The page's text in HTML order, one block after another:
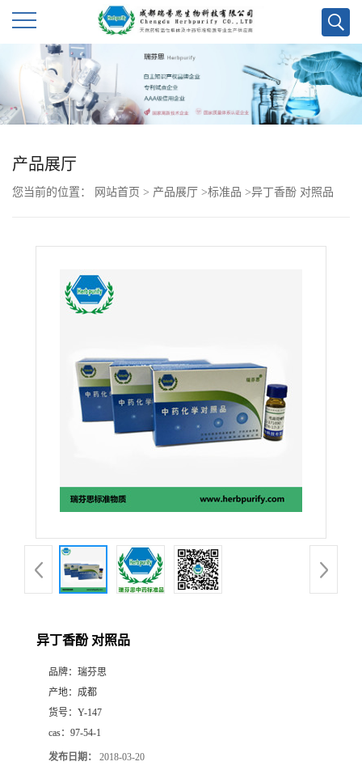
产
产品展厅
您当前的位置： 网站首页 > 产品展厅 >标准品 >异丁香酚 对照品
异丁香酚 对照品
品牌： 瑞芬思
产地： 成都
货号： Y-147
cas： 97-54-1
发布日期： 2018-03-20